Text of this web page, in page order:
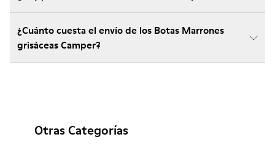
¿Cuánto cuesta el envío de los Botas Marrones
grisáceas Camper?
Otras Categorías